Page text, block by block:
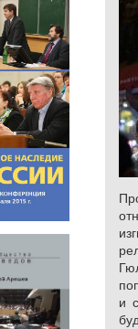
и